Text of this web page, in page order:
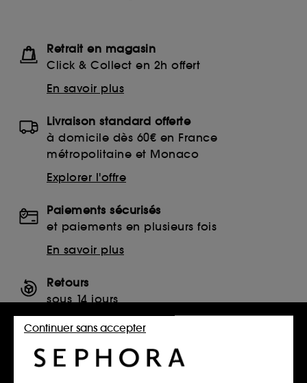
Retrait en magasin
Click & Collect en 2h offert
En savoir plus
Livraison standard offerte
à domicile dès 60€ en France
métropolitaine et Monaco
Explorer l'offre
Paiements sécurisés
et paiements en plusieurs fois
En savoir plus
Retours
sous 14 jours
Retourner mon article
SERVICES, CONTACT ET CONDITIONS DES OFFRES
Continuer sans accepter